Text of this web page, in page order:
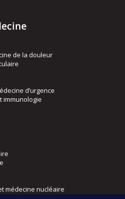
de la douleur
d’urgence
immunologie
médecine nucléaire